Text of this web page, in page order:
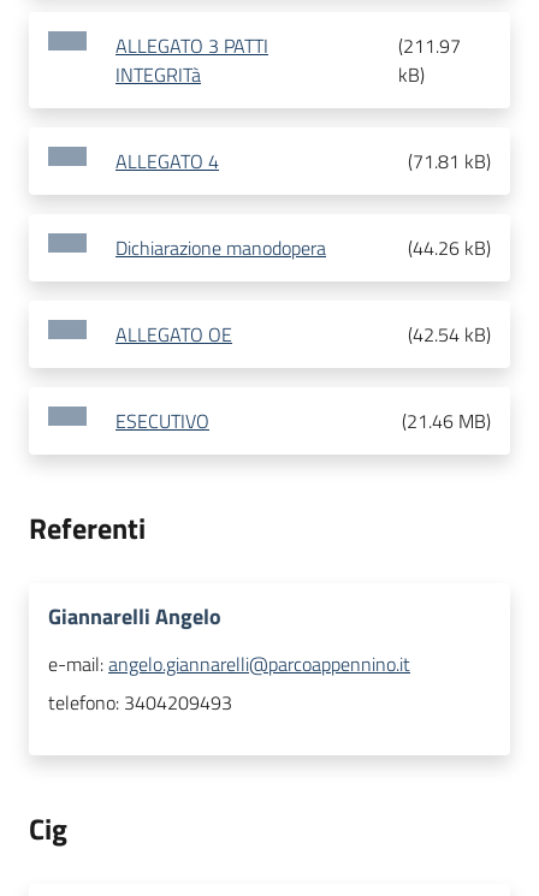
ALLEGATO 3 PATTI
INTEGRITà
(211.97
kB)
ALLEGATO 4 (71.81 kB)
Dichiarazione manodopera (44.26 kB)
ALLEGATO OE (42.54 kB)
ESECUTIVO (21.46 MB)
Referenti
Giannarelli Angelo
e-mail:angelo.giannarelli@parcoappennino.it
telefono: 3404209493
Cig